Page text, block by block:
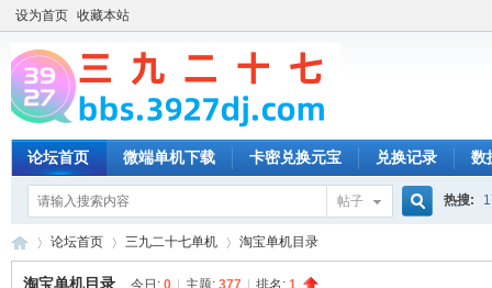
设为首页 收藏本站
论坛首页 微端单机下载 卡密兑换元宝 兑换记录 数
帖子 热搜:
论坛首页 三九二十七单机 淘宝单机目录
淘宝单机目录 今日: 0 主题: 377 排名: 1